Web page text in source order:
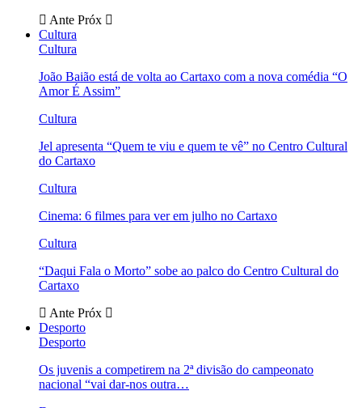
Ante Próx
Cultura
Cultura
João Baião está de volta ao Cartaxo com a nova comédia “O
Amor É Assim”
Cultura
Jel apresenta “Quem te viu e quem te vê” no Centro Cultural
do Cartaxo
Cultura
Cinema: 6 filmes para ver em julho no Cartaxo
Cultura
“Daqui Fala o Morto” sobe ao palco do Centro Cultural do
Cartaxo
Ante Próx
Desporto
Desporto
Os juvenis a competirem na 2ª divisão do campeonato
nacional “vai dar-nos outra…